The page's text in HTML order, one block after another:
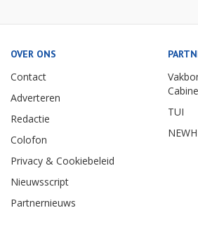
OVER ONS
Contact
Adverteren
Redactie
Colofon
Privacy & Cookiebeleid
Nieuwsscript
Partnernieuws
TUI